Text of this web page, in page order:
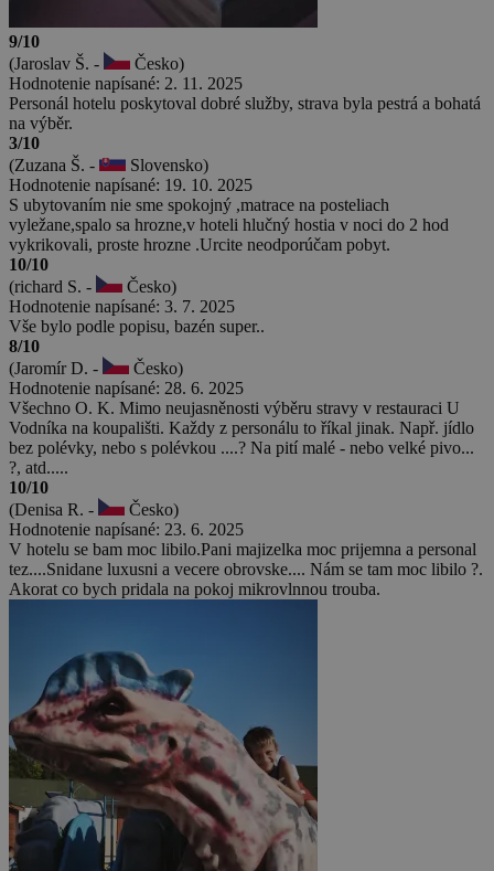
9/10
(Jaroslav Š. -
Česko)
Hodnotenie napísané: 2. 11. 2025
Personál hotelu poskytoval dobré služby, strava byla pestrá a bohatá
na výběr.
3/10
(Zuzana Š. -
Slovensko)
Hodnotenie napísané: 19. 10. 2025
S ubytovaním nie sme spokojný ,matrace na posteliach
vyležane,spalo sa hrozne,v hoteli hlučný hostia v noci do 2 hod
vykrikovali, proste hrozne .Urcite neodporúčam pobyt.
10/10
(richard S. -
Česko)
Hodnotenie napísané: 3. 7. 2025
Vše bylo podle popisu, bazén super..
8/10
(Jaromír D. -
Česko)
Hodnotenie napísané: 28. 6. 2025
Všechno O. K. Mimo neujasněnosti výběru stravy v restauraci U
Vodníka na koupališti. Každy z personálu to říkal jinak. Např. jídlo
bez polévky, nebo s polévkou ....? Na pití malé - nebo velké pivo...
?, atd.....
10/10
(Denisa R. -
Česko)
Hodnotenie napísané: 23. 6. 2025
V hotelu se bam moc libilo.Pani majizelka moc prijemna a personal
tez....Snidane luxusni a vecere obrovske.... Nám se tam moc libilo ?.
Akorat co bych pridala na pokoj mikrovlnnou trouba.